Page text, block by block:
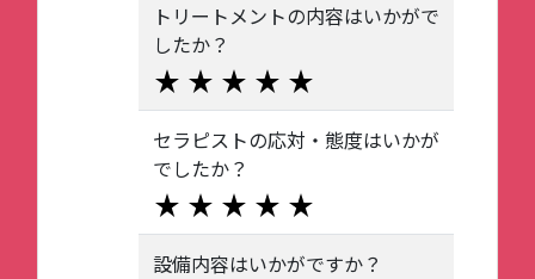
トリートメントの内容はいかがで
したか？
セラピストの応対・態度はいかが
でしたか？
設備内容はいかがですか？